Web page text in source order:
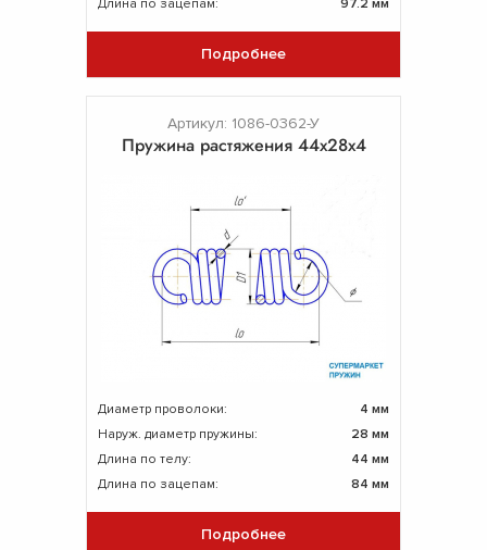
Длина по зацепам:
97.2 мм
Подробнее
Артикул: 1086-0362-У
Пружина растяжения 44х28х4
Диаметр проволоки:
4 мм
Наруж. диаметр пружины:
28 мм
Длина по телу:
44 мм
Длина по зацепам:
84 мм
Подробнее